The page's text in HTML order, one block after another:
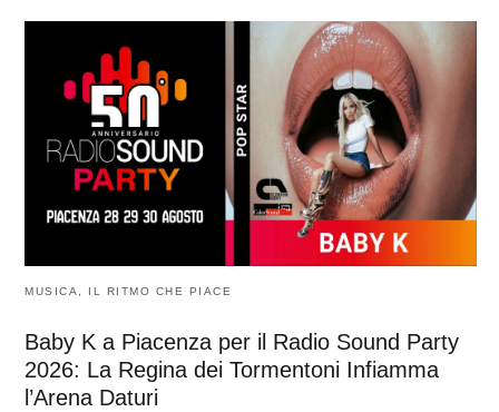
MUSICA, IL RITMO CHE PIACE
Baby K a Piacenza per il Radio Sound Party
2026: La Regina dei Tormentoni Infiamma
l’Arena Daturi